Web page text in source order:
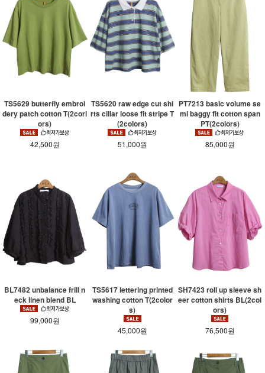
TS5629 butterfly embroi
dery patch cotton T(2corl
ors)
42,500원
TS5620 raw edge cut shi
rts cillar loose fit stripe T
(2colors)
51,000원
PT7213 basic volume se
mi baggy fit cotton span
PT(2colors)
85,000원
BL7482 unbalance frill n
eck linen blend BL
99,000원
TS5617 lettering printed
washing cotton T(2color
s)
45,000원
SH7423 roll up sleeve sh
eer cotton shirts BL(2col
ors)
76,500원